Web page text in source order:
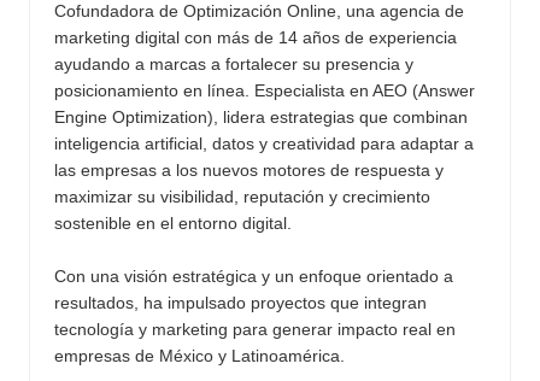
Cofundadora de Optimización Online, una agencia de
marketing digital con más de 14 años de experiencia
ayudando a marcas a fortalecer su presencia y
posicionamiento en línea. Especialista en AEO (Answer
Engine Optimization), lidera estrategias que combinan
inteligencia artificial, datos y creatividad para adaptar a
las empresas a los nuevos motores de respuesta y
maximizar su visibilidad, reputación y crecimiento
sostenible en el entorno digital.
Con una visión estratégica y un enfoque orientado a
resultados, ha impulsado proyectos que integran
tecnología y marketing para generar impacto real en
empresas de México y Latinoamérica.